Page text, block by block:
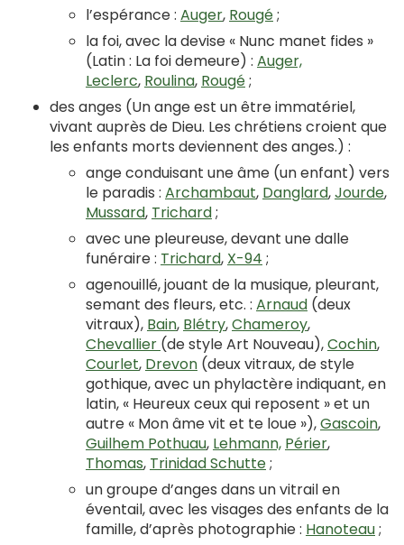
l’espérance : Auger, Rougé;
la foi, avec la devise « Nunc manet fides »
(Latin : La foi demeure) : Auger,
Leclerc, Roulina, Rougé;
des anges (Un ange est un être immatériel,
vivant auprès de Dieu. Les chrétiens croient que
les enfants morts deviennent des anges.) :
ange conduisant une âme (un enfant) vers
le paradis : Archambaut, Danglard,Jourde,
Mussard, Trichard;
avec une pleureuse, devant une dalle
funéraire : Trichard, X-94 ;
agenouillé, jouant de la musique, pleurant,
semant des fleurs, etc. : Arnaud (deux
vitraux), Bain, Blétry,Chameroy,
Chevallier (de style Art Nouveau),Cochin,
Courlet, Drevon (deux vitraux, de style
gothique, avec un phylactère indiquant, en
latin, « Heureux ceux qui reposent » et un
autre « Mon âme vit et te loue »),Gascoin,
Guilhem Pothuau, Lehmann, Périer,
Thomas, Trinidad Schutte;
un groupe d’anges dans un vitrail en
éventail, avec les visages des enfants de la
famille, d’après photographie : Hanoteau;